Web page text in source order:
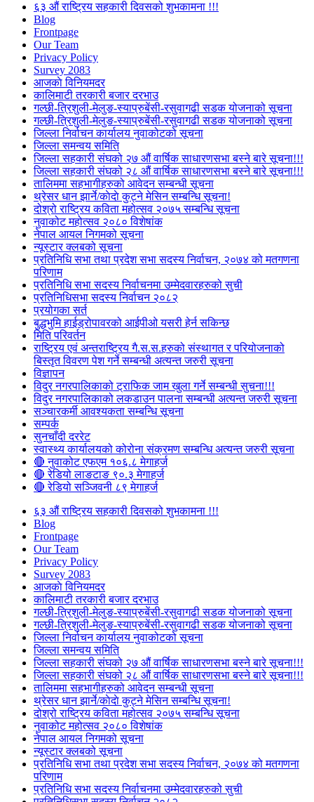
६३ औं राष्ट्रिय सहकारी दिवसको शुभकामना !!!
Blog
Frontpage
Our Team
Privacy Policy
Survey 2083
आजकाे विनियमदर
कालिमाटी तरकारी बजार दरभाउ
गल्छी-त्रिशुली-मेलुङ-स्याप्रुबेंसी-रसुवागढी सडक योजनाको सूचना
गल्छी-त्रिशुली-मेलुङ-स्याप्रुबेंसी-रसुवागढी सडक योजनाको सूचना
जिल्ला निर्वाचन कार्यालय नुवाकोटको सूचना
जिल्ला समन्वय समिति
जिल्ला सहकारी संघको २७ औं वार्षिक साधारणसभा बस्ने बारे सूचना!!!
जिल्ला सहकारी संघको २८ औं वार्षिक साधारणसभा बस्ने बारे सूचना!!!
तालिममा सहभागीहरुको आवेदन सम्बन्धी सूचना
थ्रेसर धान झार्ने/काेदाे कुट्ने मेसिन सम्बन्धि सूचना!
दोश्रो राष्ट्रिय कविता महोत्सव २०७५ सम्बन्धि सूचना
नुवाकोट महोत्सव २०८० विशेषांक
नेपाल आयल निगमको सूचना
न्यूस्टार क्लबको सूचना
प्रतिनिधि सभा तथा प्रदेश सभा सदस्य निर्वाचन, २०७४ को मतगणना
परिणाम
प्रतिनिधि सभा सदस्य निर्वाचनमा उम्मेदवारहरुको सुची
प्रतिनिधिसभा सदस्य निर्वाचन २०८२
प्रयोगका सर्त
बुद्धभुमि हाईड्रोपावरको आईपीओ यसरी हेर्न सकिन्छ
मिति परिवर्तन
राष्ट्रिय एवं अन्तराष्ट्रिय गै.स.स.हरुको संस्थागत र परियोजनाको
बिस्तृत विवरण पेश गर्ने सम्बन्धी अत्यन्त जरुरी सूचना
विज्ञापन
विदुर नगरपालिकाको ट्राफिक जाम खुला गर्ने सम्बन्धी सुचना!!!
विदुर नगरपालिकाको लकडाउन पालना सम्बन्धी अत्यन्त जरुरी सूचना
सञ्चारकर्मी आवश्यकता सम्बन्धि सूचना
सम्पर्क
सुनचाँदी दररेट
स्वास्थ्य कार्यालयको कोरोना संक्रमण सम्बन्धि अत्यन्त जरुरी सूचना
🔴 नुवाकोट एफएम १०६.८ मेगाहर्ज
🔴 रेडियो लाङटाङ ९०.३ मेगाहर्ज
🔴 रेडियो सञ्जिवनी ८९ मेगाहर्ज
६३ औं राष्ट्रिय सहकारी दिवसको शुभकामना !!!
Blog
Frontpage
Our Team
Privacy Policy
Survey 2083
आजकाे विनियमदर
कालिमाटी तरकारी बजार दरभाउ
गल्छी-त्रिशुली-मेलुङ-स्याप्रुबेंसी-रसुवागढी सडक योजनाको सूचना
गल्छी-त्रिशुली-मेलुङ-स्याप्रुबेंसी-रसुवागढी सडक योजनाको सूचना
जिल्ला निर्वाचन कार्यालय नुवाकोटको सूचना
जिल्ला समन्वय समिति
जिल्ला सहकारी संघको २७ औं वार्षिक साधारणसभा बस्ने बारे सूचना!!!
जिल्ला सहकारी संघको २८ औं वार्षिक साधारणसभा बस्ने बारे सूचना!!!
तालिममा सहभागीहरुको आवेदन सम्बन्धी सूचना
थ्रेसर धान झार्ने/काेदाे कुट्ने मेसिन सम्बन्धि सूचना!
दोश्रो राष्ट्रिय कविता महोत्सव २०७५ सम्बन्धि सूचना
नुवाकोट महोत्सव २०८० विशेषांक
नेपाल आयल निगमको सूचना
न्यूस्टार क्लबको सूचना
प्रतिनिधि सभा तथा प्रदेश सभा सदस्य निर्वाचन, २०७४ को मतगणना
परिणाम
प्रतिनिधि सभा सदस्य निर्वाचनमा उम्मेदवारहरुको सुची